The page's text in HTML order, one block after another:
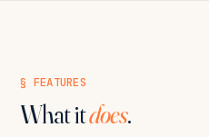
§ FEATURES
What itdoes.